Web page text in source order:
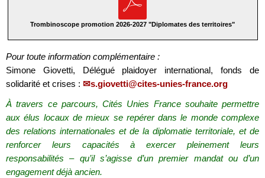
Trombinoscope promotion 2026-2027 "Diplomates des territoires"
Pour toute information complémentaire :
Simone Giovetti, Délégué plaidoyer international, fonds de
solidarité et crises :
s.giovetti@cites-unies-france.org
À travers ce parcours, Cités Unies France souhaite permettre
aux élus locaux de mieux se repérer dans le monde complexe
des relations internationales et de la diplomatie territoriale, et de
renforcer leurs capacités à exercer pleinement leurs
responsabilités – qu’il s’agisse d’un premier mandat ou d’un
engagement déjà ancien.